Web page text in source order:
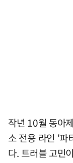
작년 10월 동아
소 전용 라인 '파
다. 트러블 고민